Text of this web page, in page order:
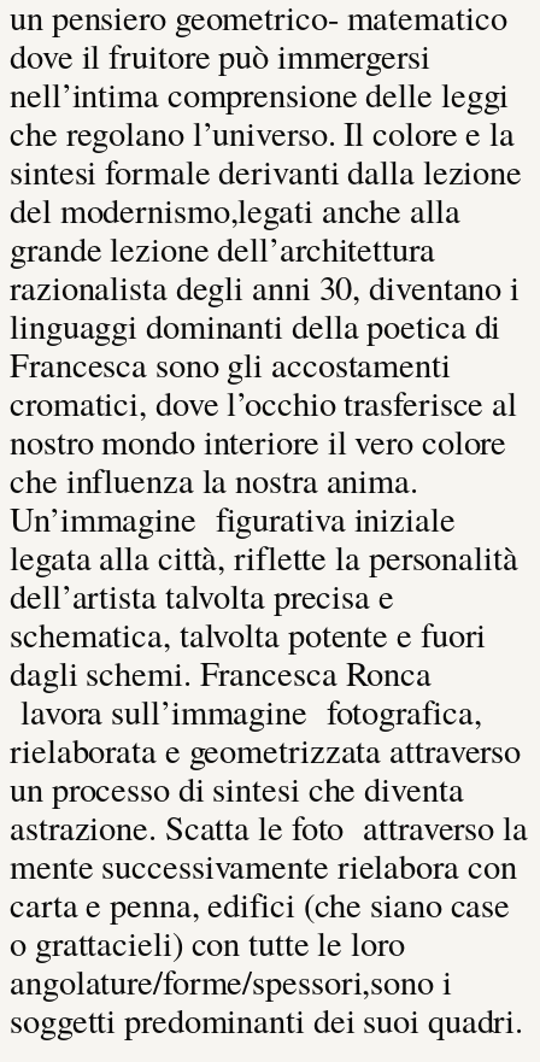
un pensiero geometrico- matematico
dove il fruitore può immergersi
nell’intima comprensione delle leggi
che regolano l’universo. Il colore e la
sintesi formale derivanti dalla lezione
del modernismo,legati anche alla
grande lezione dell’architettura
razionalista degli anni 30, diventano i
linguaggi dominanti della poetica di
Francesca sono gli accostamenti
cromatici, dove l’occhio trasferisce al
nostro mondo interiore il vero colore
che influenza la nostra anima.
Un’immagine figurativa iniziale
legata alla città, riflette la personalità
dell’artista talvolta precisa e
schematica, talvolta potente e fuori
dagli schemi. Francesca Ronca
lavora sull’immagine fotografica,
rielaborata e geometrizzata attraverso
un processo di sintesi che diventa
astrazione. Scatta le foto attraverso la
mente successivamente rielabora con
carta e penna, edifici (che siano case
o grattacieli) con tutte le loro
angolature/forme/spessori,sono i
soggetti predominanti dei suoi quadri.